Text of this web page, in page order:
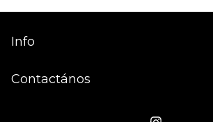
Info
Contactános